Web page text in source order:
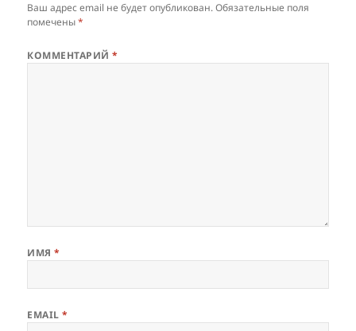
Ваш адрес email не будет опубликован. Обязательные поля
помечены*
КОММЕНТАРИЙ*
ИМЯ*
EMAIL*